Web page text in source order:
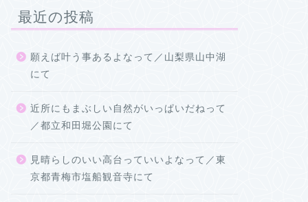
最近の投稿
願えば叶う事あるよなって／山梨県山中湖
にて
近所にもまぶしい自然がいっぱいだねって
／都立和田堀公園にて
見晴らしのいい高台っていいよなって／東
京都青梅市塩船観音寺にて